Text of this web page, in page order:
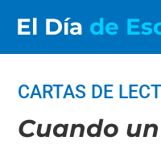
El Día de
CARTAS DE
Cuando